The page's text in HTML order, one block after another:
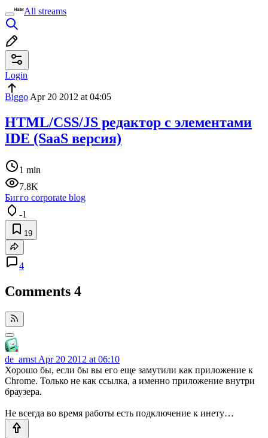
All streams
Login
Biggo Apr 20 2012 at 04:05
HTML/CSS/JS редактор с элементами
IDE (SaaS версия)
1 min
7.8K
Бигго corporate blog
-1
19
4
Comments 4
de_arnst Apr 20 2012 at 06:10
Хорошо бы, если бы вы его еще замутили как приложение к
Chrome. Только не как ссылка, а именно приложение внутри
браузера.
Не всегда во время работы есть подключение к инету…